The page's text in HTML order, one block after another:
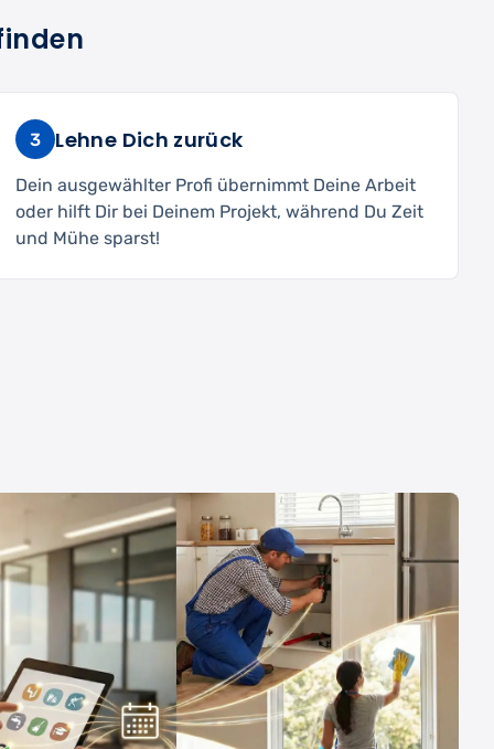
3 Lehne Dich zurück
Dein ausgewählter Profi übernimmt Deine Arbeit
oder hilft Dir bei Deinem Projekt, während Du Zeit
und Mühe sparst!